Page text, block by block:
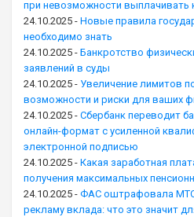
при невозможности выплачивать
24.10.2025 - Новые правила
необходимо знать
24.10.2025 - Банкротство
заявлений в суды
24.10.2025 - Увеличение лимитов
возможности и риски для ваших
24.10.2025 - Сбербанк переводит
онлайн-формат с усиленной
электронной подписью
24.10.2025 - Какая заработная
получения максимальных
24.10.2025 - ФАС оштрафовала
рекламу вклада: что это значит